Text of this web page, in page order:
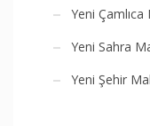
Yeni
Yeni Sahra
Yeni Şehir